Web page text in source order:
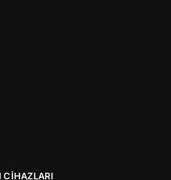
CIHAZLARI